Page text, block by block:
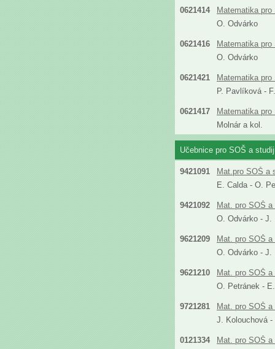
0621414
Matematika
O. Odvárko
0621416
Matematika
O. Odvárko
0621421
Matematika
P. Pavlíková -
0621417
Matematika
Molnár a kol.
Učebnice pro SOŠ a
9421091
Mat.pro SOŠ a
E. Calda - O.
9421092
Mat. pro SOŠ
O. Odvárko - J.
9621209
Mat. pro SOŠ
O. Odvárko - J.
9621210
Mat. pro SOŠ
O. Petránek -
9721281
Mat. pro SOŠ
J. Kolouchová -
0121334
Mat. pro SOŠ